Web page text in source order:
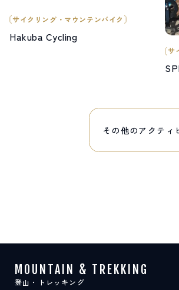
その他のアクティ
サイクリング・マウンテンバイク
Hakuba Cycling
サ
MOUNTAIN & TREKKING
登山・トレッキング